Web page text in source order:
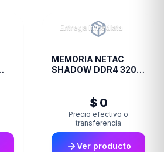
Entrega inmediata
MEMORIA NETAC
SHADOW DDR4 3200
$ 0
Precio efectivo o
transferencia
Ver producto